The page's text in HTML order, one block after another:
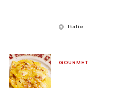
Italie
GOURMET